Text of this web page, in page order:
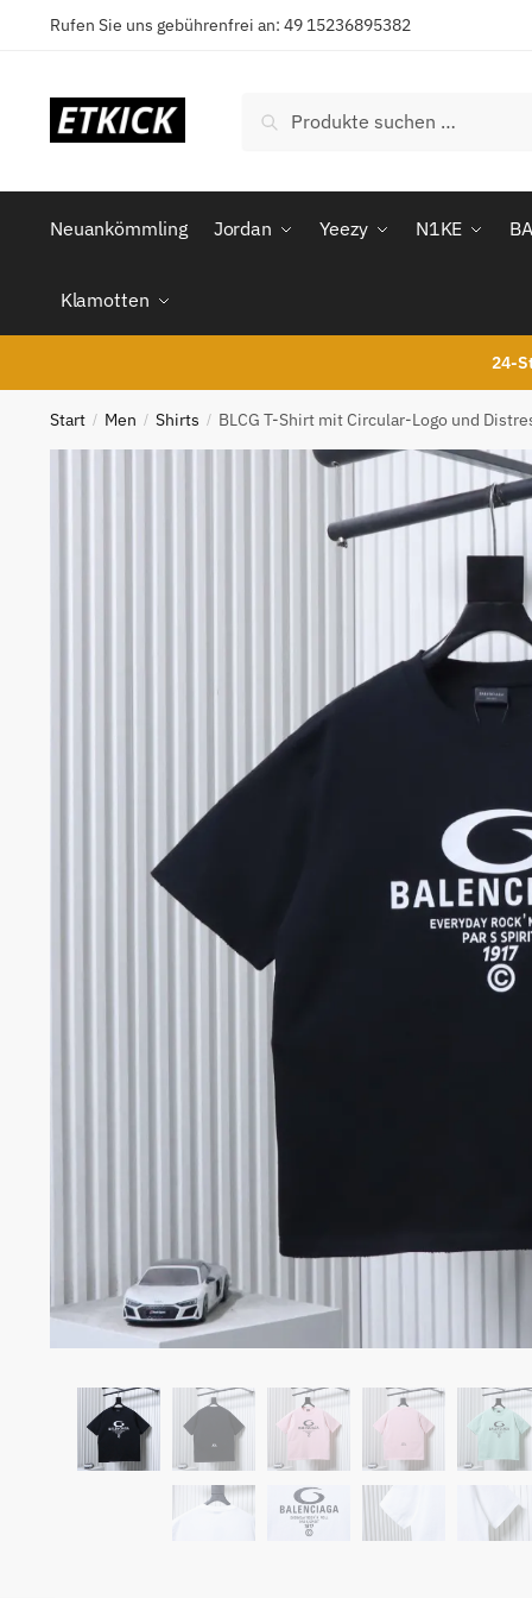
Rufen Sie uns gebührenfrei an: 49 15236895382
nach:
Suchen
Neuankömmling Jordan Yeezy N1KE
Klamotten
24-
Start / Men / Shirts / BLCG T-Shirt mit Circular-Logo und